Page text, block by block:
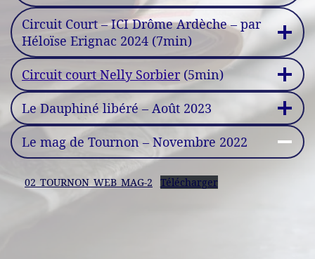
Circuit Court – ICI Drôme Ardèche – par
Héloïse Erignac 2024 (7min)
Circuit court Nelly Sorbier(5min)
Le Dauphiné libéré – Août 2023
Le mag de Tournon – Novembre 2022
02_TOURNON_WEB_MAG-2 Télécharger